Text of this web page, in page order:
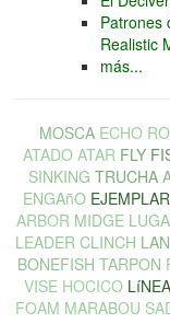
Patrones
Realistic
más...
MOSCA ECHO
ATADO ATAR FLY
SINKING TRUCHA
ENGAñO EJEMPLAR
ARBOR MIDGE
LEADER CLINCH
BONEFISH TARPON
VISE HOCICO LíNEA
FOAM MARABOU